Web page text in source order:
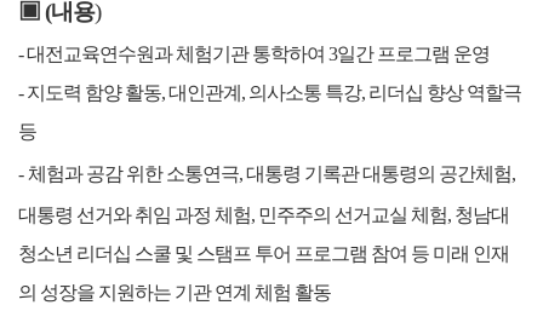
▣ (내용)
-대전교육연수원과 체험기관 통학하여 3일간 프로그램 운영
-지도력 함양 활동,대인관계 , 의사소통 특강, 리더십 향상 역할극
등
- 체험과 공감 위한 소통연극,대통령 기록관 대통령의 공간체험,
대통령 선거와 취임 과정 체험, 민주주의 선거교실 체험, 청남대
청소년 리더십 스쿨 및 스탬프 투어 프로그램 참여 등 미래 인재
의 성장을 지원하는 기관 연계 체험 활동